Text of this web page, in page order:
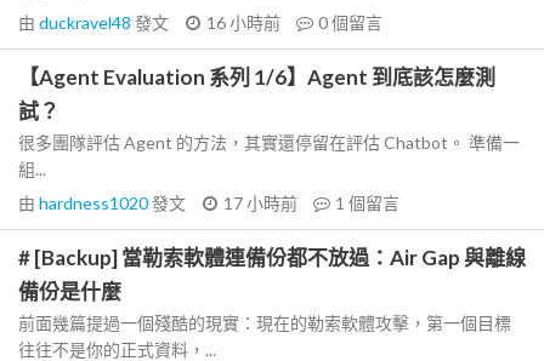
由 duckravel48 發文 16 小時前 0個留言
【Agent Evaluation 系列 1/6】Agent 到底該怎麼測
試？
很多團隊評估 Agent 的方法，其實還停留在評估 Chatbot。 準備一
組...
由 hardness1020發文 17 小時前 1 個留言
# [Backup] 當勒索軟體連備份都不放過：Air Gap 與離線
備份是什麼
前面幾篇提過一個殘酷的現實：現在的勒索軟體攻擊，第一個目標
往往不是你的正式資料，...